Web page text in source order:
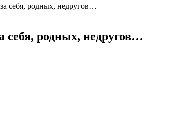
себя, родных, недругов…
себя, родных, недругов…